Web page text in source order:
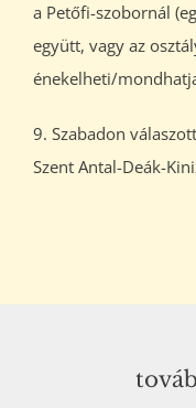
a Petőfi-szobornál
együtt, vagy az
énekelheti/
9. Szabadon
Szent Antal-Deák-